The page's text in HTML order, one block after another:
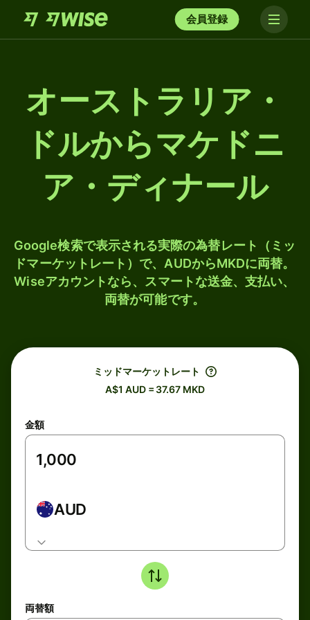
会員登録
オーストラリア・
ドルからマケドニ
ア・ディナール
Google検索で表示される実際の為替レート（ミッ
ドマーケットレート）で、AUDからMKDに両替。
Wiseアカウントなら、スマートな送金、支払い、
両替が可能です。
ミッドマーケットレート
A$1 AUD = 37.67 MKD
金額
AUD
両替額